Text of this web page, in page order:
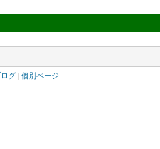
ログ | 個別ページ